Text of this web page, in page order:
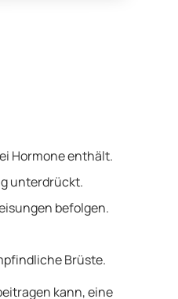
Hormone enthält.
unterdrückt.
befolgen.
Brüste.
kann, eine